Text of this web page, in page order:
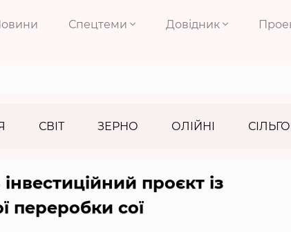
Спецтеми Довідник
СВІТ ЗЕРНО ОЛІЙНІ
проєкт із
переробки сої